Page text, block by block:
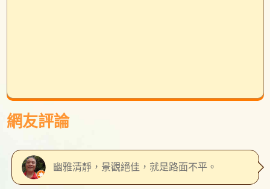
網友評論
幽雅清靜，景觀絕佳，就是路面不平。